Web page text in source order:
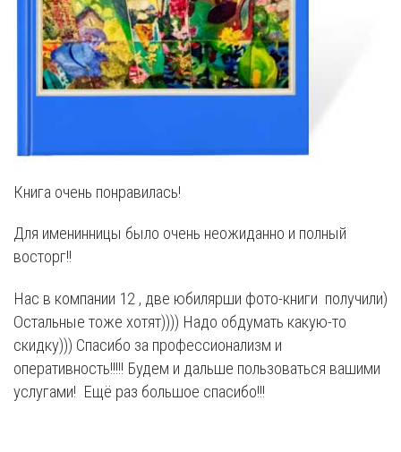
Книга очень понравилась!
Для именинницы было очень неожиданно и полный
восторг!!
Нас в компании 12 , две юбилярши фото-книги получили)
Остальные тоже хотят)))) Надо обдумать какую-то
скидку))) Спасибо за профессионализм и
оперативность!!!!! Будем и дальше пользоваться вашими
услугами! Ещё раз большое спасибо!!!